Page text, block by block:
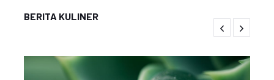
BERITA KULINER